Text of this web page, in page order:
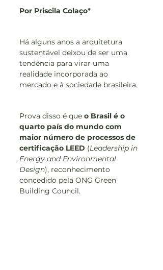
Por Priscila Colaço*
Há alguns anos a arquitetura
sustentável deixou de ser uma
tendência para virar uma
realidade incorporada ao
mercado e à sociedade brasileira.
Prova disso é que o Brasil é o
quarto país do mundo com
maior número de processos de
certificação LEED (Leadership in
Energy and Environmental
Design), reconhecimento
concedido pela ONG Green
Building Council.